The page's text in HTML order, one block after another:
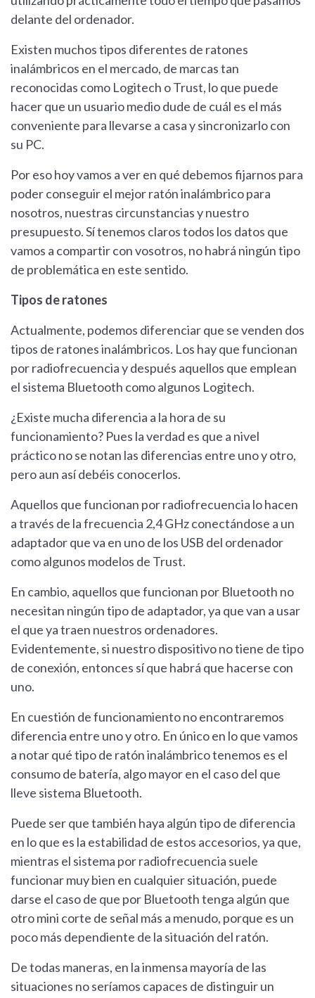
delante del ordenador.
Existen muchos tipos diferentes de ratones
inalámbricos en el mercado, de marcas tan
reconocidas como Logitech o Trust, lo que puede
hacer que un usuario medio dude de cuál es el más
conveniente para llevarse a casa y sincronizarlo con
su PC.
Por eso hoy vamos a ver en qué debemos fijarnos para
poder conseguir el mejor ratón inalámbrico para
nosotros, nuestras circunstancias y nuestro
presupuesto. Sí tenemos claros todos los datos que
vamos a compartir con vosotros, no habrá ningún tipo
de problemática en este sentido.
Tipos de ratones
Actualmente, podemos diferenciar que se venden dos
tipos de ratones inalámbricos. Los hay que funcionan
por radiofrecuencia y después aquellos que emplean
el sistema Bluetooth como algunos Logitech.
¿Existe mucha diferencia a la hora de su
funcionamiento? Pues la verdad es que a nivel
práctico no se notan las diferencias entre uno y otro,
pero aun así debéis conocerlos.
Aquellos que funcionan por radiofrecuencia lo hacen
a través de la frecuencia 2,4 GHz conectándose a un
adaptador que va en uno de los USB del ordenador
como algunos modelos de Trust.
En cambio, aquellos que funcionan por Bluetooth no
necesitan ningún tipo de adaptador, ya que van a usar
el que ya traen nuestros ordenadores.
Evidentemente, si nuestro dispositivo no tiene de tipo
de conexión, entonces sí que habrá que hacerse con
uno.
En cuestión de funcionamiento no encontraremos
diferencia entre uno y otro. En único en lo que vamos
a notar qué tipo de ratón inalámbrico tenemos es el
consumo de batería, algo mayor en el caso del que
lleve sistema Bluetooth.
Puede ser que también haya algún tipo de diferencia
en lo que es la estabilidad de estos accesorios, ya que,
mientras el sistema por radiofrecuencia suele
funcionar muy bien en cualquier situación, puede
darse el caso de que por Bluetooth tenga algún que
otro mini corte de señal más a menudo, porque es un
poco más dependiente de la situación del ratón.
De todas maneras, en la inmensa mayoría de las
situaciones no seríamos capaces de distinguir un